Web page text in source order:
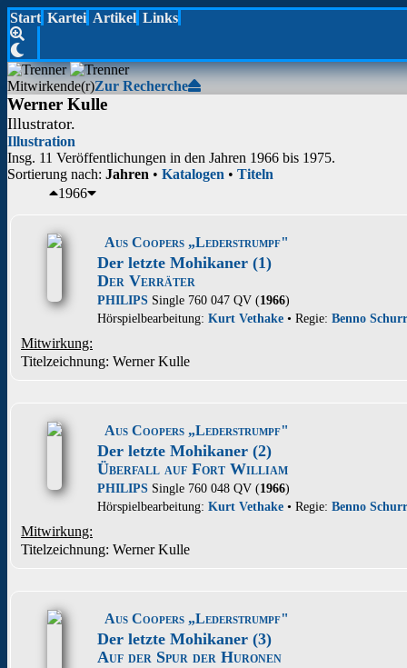
Start Kartei Artikel Links
Mitwirkende(r)Zur Recherche
Werner Kulle
Illustrator.
Illustration
Insg. 11 Veröffentlichungen in den Jahren 1966 bis 1975.
Sortierung nach: Jahren • Katalogen • Titeln
1966
Aus Coopers „Lederstrumpf"
Der letzte Mohikaner (1)
Der Verräter
PHILIPS Single 760 047 QV (1966)
Hörspielbearbeitung: Kurt Vethake • Regie: Benno Schurr
Mitwirkung:
Titelzeichnung: Werner Kulle
Aus Coopers „Lederstrumpf"
Der letzte Mohikaner (2)
Überfall auf Fort William
PHILIPS Single 760 048 QV (1966)
Hörspielbearbeitung: Kurt Vethake • Regie: Benno Schurr
Mitwirkung:
Titelzeichnung: Werner Kulle
Aus Coopers „Lederstrumpf"
Der letzte Mohikaner (3)
Auf der Spur der Huronen